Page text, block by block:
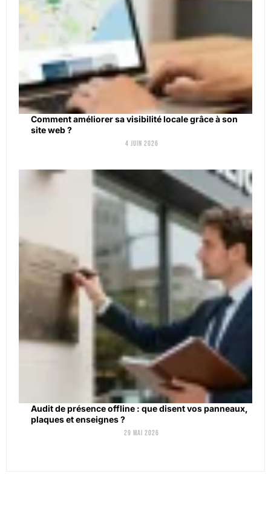
Comment améliorer sa visibilité locale grâce à son
site web ?
4 juin 2026
Audit de présence offline : que disent vos panneaux,
plaques et enseignes ?
29 mai 2026